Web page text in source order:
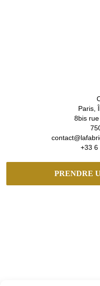
Paris,
8bis
+33 6
PRENDRE